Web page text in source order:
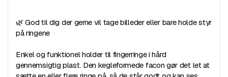
🌿 God til dig der gerne vil tage billeder eller bare holde styr
på ringene
Enkel og funktionel holder til fingerringe i hård
gennemsigtig plast. Den kegleformede facon gør det let at